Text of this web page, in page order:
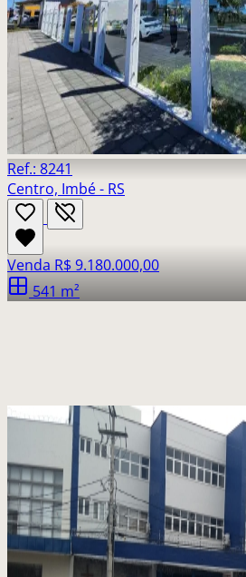
Ref.: 8241
Centro, Imbé - RS
Venda R$ 9.180.000,00
541 m²